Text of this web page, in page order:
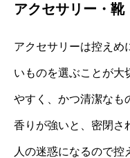
アクセサリー・靴
アクセサリーは控えめ
いものを選ぶことが大
やすく、かつ清潔なも
香りが強いと、密閉さ
人の迷惑になるので控